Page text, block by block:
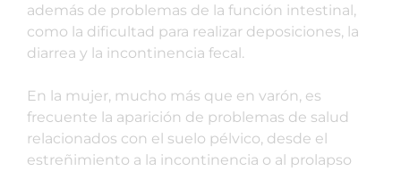
además de problemas de la función intestinal,
como la dificultad para realizar deposiciones, la
diarrea y la incontinencia fecal.
En la mujer, mucho más que en varón, es
frecuente la aparición de problemas de salud
relacionados con el suelo pélvico, desde el
estreñimiento a la incontinencia o al prolapso